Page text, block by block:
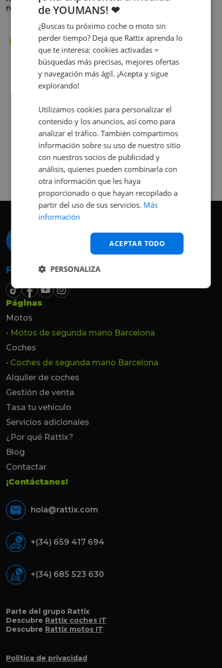
nuestra historia.
Cuando decidí vender mi coche busqué
diferentes empresas donde hacerlo y la que
me dio más confianza fue Rattix, por las
buenas (y tantas) reseñas que tienen.
Realmente la experiencia ha sido muy
buena, Carolina ha sido siempre muy atenta
y profesional. Finalmente mi hermana se
queda el coche, pero no puedo más que
recomendar el buen trato desde el primer
hasta el último momento.
Judit Sorribes
Follow the beat
Páginas
Motos
• Motos de segunda mano Barcelona
Coches
• Coches de segunda mano Barcelona
Alquiler de coches
Gestión de venta
Tasa tu vehículo
Servicios adicionales
¿Por qué Rattix?
Blog
Contactar
¡Contáctanos!
hola@rattix.com
+(34) 659 417 694
+(34) 685 523 630
Parte del grupo Rattix
Descubre Rattix coches IT
Descubre Rattix motos IT
Política de privacidad
de YOUMANS! ❤
¿Buscas tu próximo coche o moto sin
perder tiempo? Deja que Rattix aprenda lo
que te interesa: cookies activadas =
búsquedas más precisas, mejores ofertas
y navegación más ágil. ¡Acepta y sigue
explorando!
Utilizamos cookies para personalizar el
contenido y los anuncios, así como para
analizar el tráfico. También compartimos
información sobre su uso de nuestro sitio
con nuestros socios de publicidad y
análisis, quienes pueden combinarla con
otra información que les haya
proporcionado o que hayan recopilado a
partir del uso de sus servicios. Más
información
ACEPTAR TODO
PERSONALIZA